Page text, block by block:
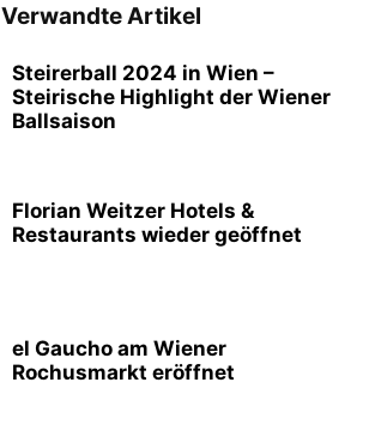
Verwandte Artikel
Steirerball 2024 in Wien –
Steirische Highlight der Wiener
Ballsaison
Florian Weitzer Hotels &
Restaurants wieder geöffnet
el Gaucho am Wiener
Rochusmarkt eröffnet